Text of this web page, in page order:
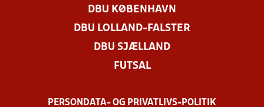
DBU KØBENHAVN
DBU LOLLAND-FALSTER
DBU SJÆLLAND
FUTSAL
PERSONDATA- OG PRIVATLIVS-POLITIK